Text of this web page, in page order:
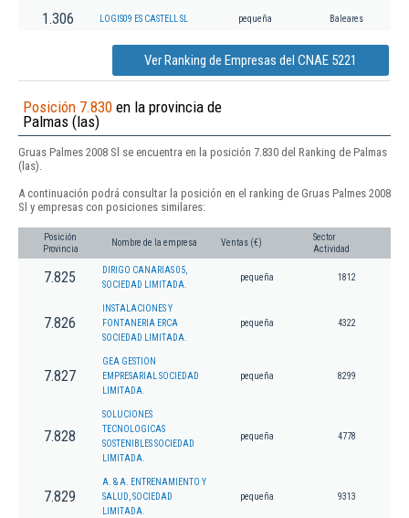
1.306 LOGIS09 ES CASTELL SL pequeña Baleares
Ver Ranking de Empresas del CNAE 5221
Posición 7.830 en la provincia de
Palmas (las)
Gruas Palmes 2008 Sl se encuentra en la posición 7.830 del Ranking de Palmas
(las).
A continuación podrá consultar la posición en el ranking de Gruas Palmes 2008
Sl y empresas con posiciones similares:
Posición
Provincia
Nombre de la empresa Ventas (€)
Sector
Actividad
7.825
DIRIGO CANARIAS 05,
SOCIEDAD LIMITADA.
pequeña 1812
7.826
INSTALACIONES Y
FONTANERIA ERCA
SOCIEDAD LIMITADA.
pequeña 4322
7.827
GEA GESTION
EMPRESARIAL SOCIEDAD
LIMITADA.
pequeña 8299
7.828
SOLUCIONES
TECNOLOGICAS
SOSTENIBLES SOCIEDAD
LIMITADA.
pequeña 4778
7.829
A. & A. ENTRENAMIENTO Y
SALUD, SOCIEDAD
LIMITADA.
pequeña 9313